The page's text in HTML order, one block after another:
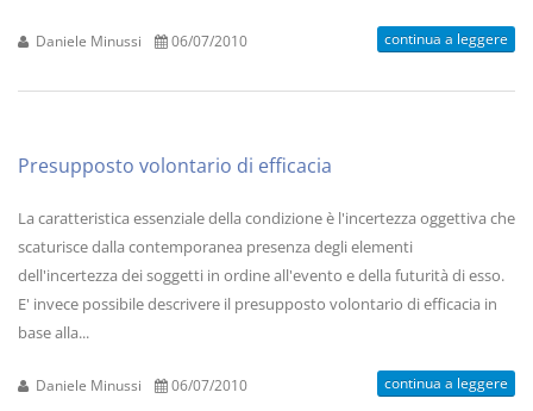
Daniele Minussi 06/07/2010 continua a leggere
Presupposto volontario di efficacia
La caratteristica essenziale della condizione è l'incertezza oggettiva che
scaturisce dalla contemporanea presenza degli elementi
dell'incertezza dei soggetti in ordine all'evento e della futurità di esso.
E' invece possibile descrivere il presupposto volontario di efficacia in
base alla...
Daniele Minussi 06/07/2010 continua a leggere